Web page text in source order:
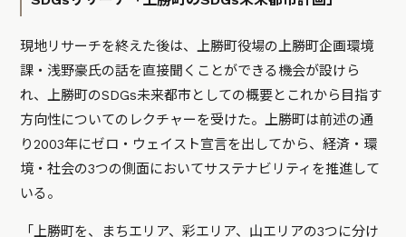
現地リサーチを終えた後は、上勝町役場の上勝町企画環境
課・浅野豪氏の話を直接聞くことができる機会が設けら
れ、上勝町のSDGs未来都市としての概要とこれから目指す
方向性についてのレクチャーを受けた。上勝町は前述の通
り2003年にゼロ・ウェイスト宣言を出してから、経済・環
境・社会の3つの側面においてサステナビリティを推進して
いる。
「上勝町を、まちエリア、彩エリア、山エリアの3つに分け